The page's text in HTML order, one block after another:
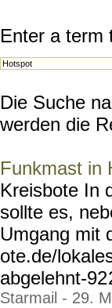
Enter a term
Die Suche
werden die
Funkmast in
Kreisbote In
sollte es,
Umgang mit
ote.de/
abgelehnt-92
Starmail - 29.